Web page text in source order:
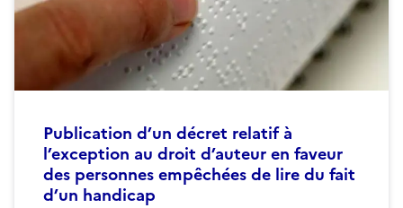
Publication d’un décret relatif à
l’exception au droit d’auteur en faveur
des personnes empêchées de lire du fait
d’un handicap